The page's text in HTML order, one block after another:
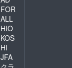
FOR
ALL
HIO
KOS
HI
JFA